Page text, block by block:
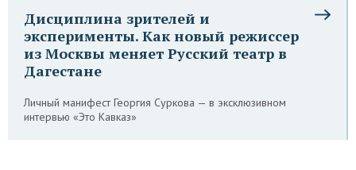
Дисциплина зрителей и
эксперименты. Как новый режиссер
из Москвы меняет Русский театр в
Дагестане
Личный манифест Георгия Суркова — в эксклюзивном
интервью «Это Кавказ»